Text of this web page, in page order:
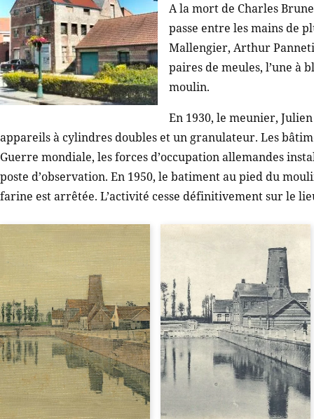
A la mort de Charles
passe entre les mains de
Mallengier, Arthur
paires de meules, l’une à
moulin.
En 1930, le meunier,
appareils à cylindres doubles et un granulateur. Les
Guerre mondiale, les forces d’occupation allemandes
poste d’observation. En 1950, le batiment au pied du
farine est arrêtée. L’activité cesse définitivement sur le